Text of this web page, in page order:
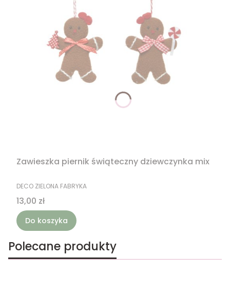
Zawieszka piernik świąteczny dziewczynka mix
PRODUCENT
DECO ZIELONA FABRYKA
Cena
13,00 zł
Do koszyka
Polecane produkty